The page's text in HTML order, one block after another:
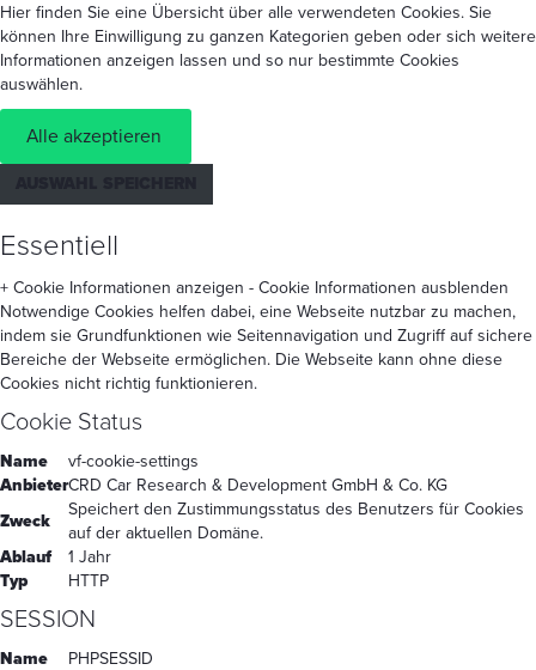
Hier finden Sie eine Übersicht über alle verwendeten Cookies. Sie
können Ihre Einwilligung zu ganzen Kategorien geben oder sich weitere
Informationen anzeigen lassen und so nur bestimmte Cookies
auswählen.
Alle akzeptieren
Essentiell
+ Cookie Informationen anzeigen - Cookie Informationen ausblenden
Notwendige Cookies helfen dabei, eine Webseite nutzbar zu machen,
indem sie Grundfunktionen wie Seitennavigation und Zugriff auf sichere
Bereiche der Webseite ermöglichen. Die Webseite kann ohne diese
Cookies nicht richtig funktionieren.
Cookie Status
Name
vf-cookie-settings
AnbieterCRD Car Research & Development GmbH & Co. KG
Zweck
Speichert den Zustimmungsstatus des Benutzers für Cookies
auf der aktuellen Domäne.
Ablauf
1 Jahr
Typ
HTTP
SESSION
Name
PHPSESSID